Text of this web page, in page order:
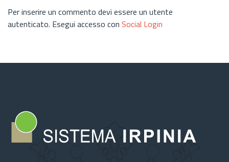
Per inserire un commento devi essere un utente
autenticato. Esegui accesso con Social Login